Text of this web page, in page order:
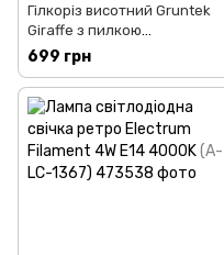
Гілкоріз висотний Gruntek
Giraffe з пилкою
(295205055)
699 грн